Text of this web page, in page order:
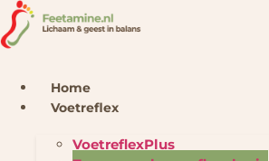
Ga
naar
de
Home
Voetreflex
VoetreflexPlus